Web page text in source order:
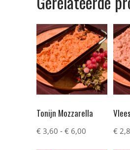
Tonijn Mozzarella
€ 3,60 - € 6,00 €